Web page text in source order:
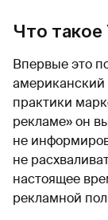
Что
Впервые это
американский
практики
рекламе» он
не
не
настоящее
рекламной